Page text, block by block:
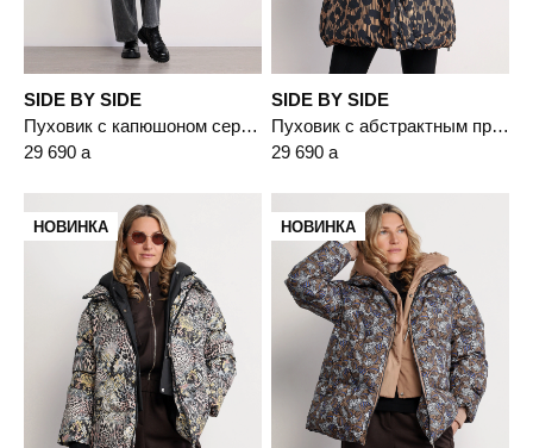
SIDE BY SIDE
Пуховик с капюшоном серого цвета с пухом белой утки
29 690 a
SIDE BY SIDE
Пуховик с абстрактным принтом коричневого цвета с капюшоном
29 690 a
НОВИНКА НОВИНКА